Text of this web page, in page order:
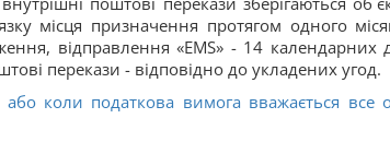
місця призначення протягом одного
відправлення «EMS» - 14 календарних
перекази - відповідно до укладених угод.
або коли податкова вимога вважається все